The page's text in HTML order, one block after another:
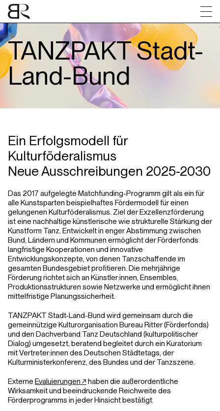
TANZPAKT Stadt-
Land-Bund
FAQs Kontakt
Ein Erfolgsmodell für
Kulturföderalismus
Neue Ausschreibungen 2025-2030
Das 2017 aufgelegte Matchfunding-Programm gilt als ein für
alle Kunstsparten beispielhaftes Fördermodell für einen
gelungenen Kulturföderalismus. Ziel der Exzellenzförderung
ist eine nachhaltige künstlerische wie strukturelle Stärkung der
Kunstform Tanz. Entwickelt in enger Abstimmung zwischen
Bund, Ländern und Kommunen ermöglicht der Förderfonds
langfristige Kooperationen und innovative
Entwicklungskonzepte, von denen Tanzschaffende im
gesamten Bundesgebiet profitieren. Die mehrjährige
Förderung richtet sich an Künstler:innen, Ensembles,
Produktionsstrukturen sowie Netzwerke und ermöglicht ihnen
mittelfristige Planungssicherheit.
TANZPAKT Stadt-Land-Bund wird gemeinsam durch die
gemeinnützige Kulturorganisation Bureau Ritter (Förderfonds)
und den Dachverband Tanz Deutschland (kulturpolitischer
Dialog) umgesetzt, beratend begleitet durch ein Kuratorium
mit Vertreter:innen des Deutschen Städtetags, der
Kulturministerkonferenz, des Bundes und der Tanzszene.
Externe Evaluierungen ↗︎haben die außerordentliche
Wirksamkeit und beeindruckende Reichweite des
Förderprogramms in jeder Hinsicht bestätigt.